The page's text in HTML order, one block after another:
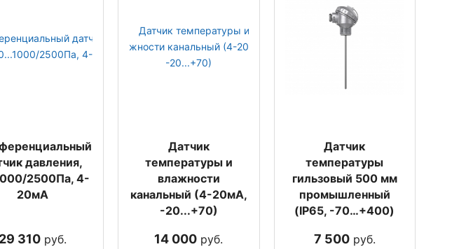
давления,
2500Па, 4-
20мА
29 310 руб.
Датчик
температуры и
влажности
канальный (4-20мА,
-20...+70)
14 000 руб.
Датчик
температуры
гильзовый 500 мм
промышленный
(IP65, -70…+400)
7 500руб.